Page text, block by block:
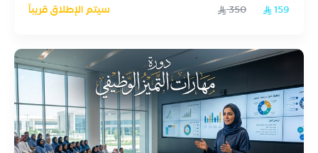
159
350 سيتم الإطلاق قريباً